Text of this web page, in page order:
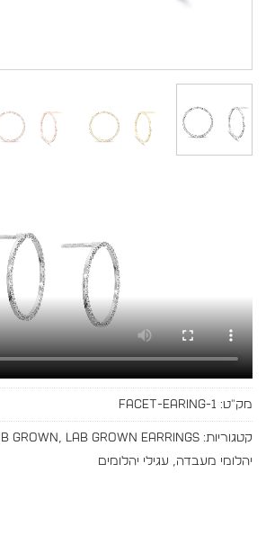
מק"ט: FACET-EARING-1
קטגוריות: Grown , Lab Grown Earrings
יהלומי מעבדה, עגילי יהלומים